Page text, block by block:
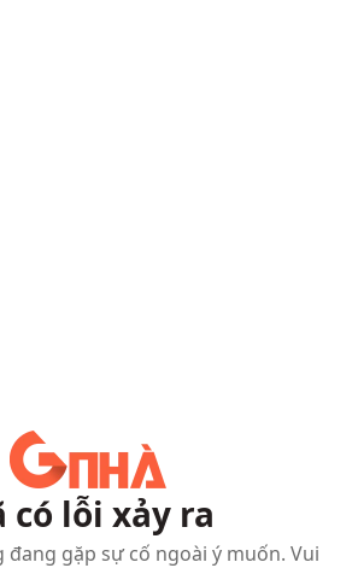
có lỗi xảy ra
đang gặp sự cố ngoài ý muốn. Vui